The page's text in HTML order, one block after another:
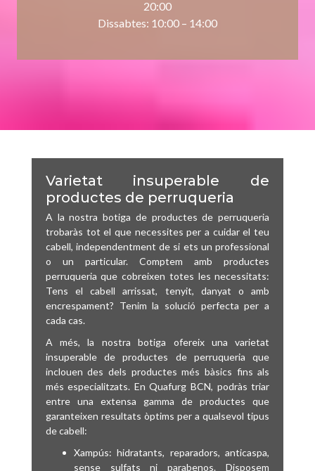
20:00
Dissabtes: 10:00 – 14:00
Varietat insuperable de
productes de perruqueria
A la nostra botiga de productes de perruqueria
trobaràs tot el que necessites per a cuidar el teu
cabell, independentment de si ets un professional
o un particular. Comptem amb productes
perruqueria que cobreixen totes les necessitats:
Tens el cabell arrissat, tenyit, danyat o amb
encrespament? Tenim la solució perfecta per a
cada cas.
A més, la nostra botiga ofereix una varietat
insuperable de productes de perruqueria que
inclouen des dels productes més bàsics fins als
més especialitzats. En Quafurg BCN, podràs triar
entre una extensa gamma de productes que
garanteixen resultats òptims per a qualsevol tipus
de cabell:
Xampús: hidratants, reparadors, anticaspa,
sense sulfats ni parabenos. Disposem